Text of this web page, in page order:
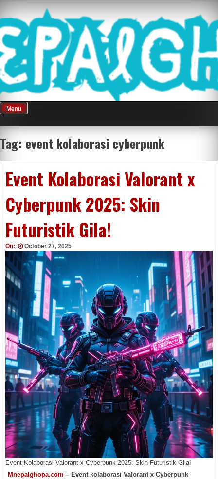
content
Mnepalghopa
Review Game
Terkini Paling
Seluruh Di
Indonesia
Menu
Tag: event kolaborasi cyberpunk
Event Kolaborasi Valorant x
Cyberpunk 2025: Skin
Futuristik Gila!
On: October 27, 2025
Event Kolaborasi Valorant x Cyberpunk 2025: Skin Futuristik Gila!
Mnepalghopa.com – Event kolaborasi Valorant x Cyberpunk